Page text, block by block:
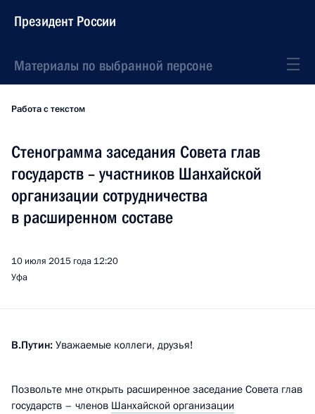
Президент России
Материалы по выбранной персоне
Работа с текстом
Стенограмма заседания Совета глав
государств – участников Шанхайской
организации сотрудничества
в расширенном составе
10 июля 2015 года 12:20
Уфа
В.Путин: Уважаемые коллеги, друзья!
Позвольте мне открыть расширенное заседание Совета глав
государств – членов Шанхайской организации